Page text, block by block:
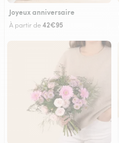
Joyeux anniversaire
À partir de42€95